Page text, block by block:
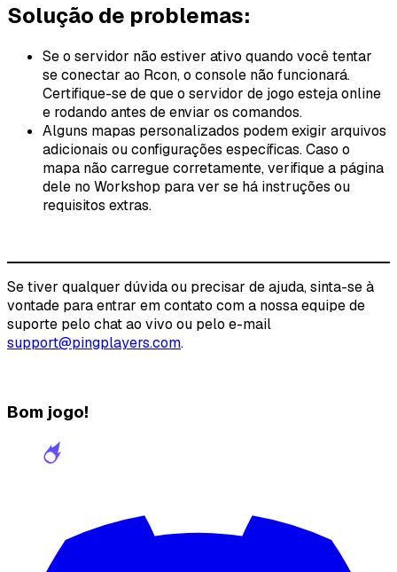
Solução de problemas:
Se o servidor não estiver ativo quando você tentar
se conectar ao Rcon, o console não funcionará.
Certifique-se de que o servidor de jogo esteja online
e rodando antes de enviar os comandos.
Alguns mapas personalizados podem exigir arquivos
adicionais ou configurações específicas. Caso o
mapa não carregue corretamente, verifique a página
dele no Workshop para ver se há instruções ou
requisitos extras.
Se tiver qualquer dúvida ou precisar de ajuda, sinta-se à
vontade para entrar em contato com a nossa equipe de
suporte pelo chat ao vivo ou pelo e-mail
support@pingplayers.com.
Bom jogo!